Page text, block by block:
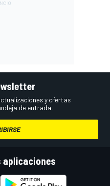
y ofertas
de entrada.
aplicaciones